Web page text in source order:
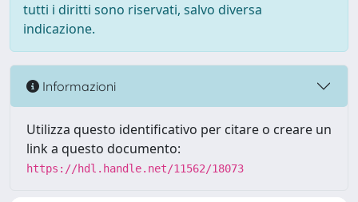
tutti i diritti sono riservati, salvo diversa
indicazione.
Informazioni
Utilizza questo identificativo per citare o creare un
link a questo documento:
https://hdl.handle.net/11562/18073